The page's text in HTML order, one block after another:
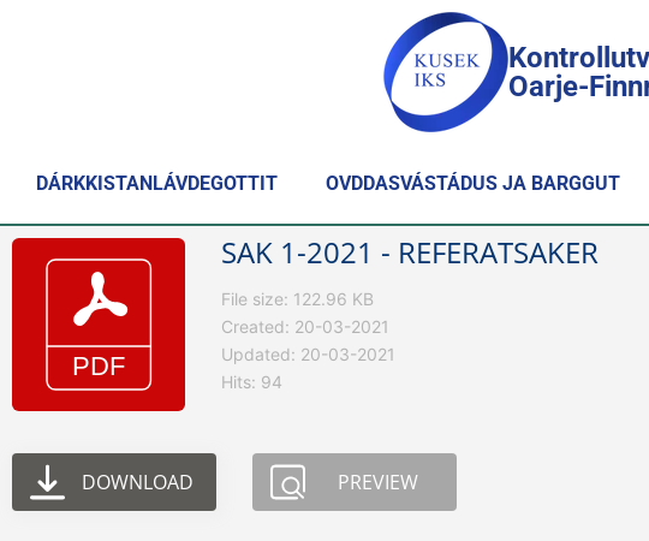
Oarje-
DÁRKKISTANLÁVDEGOTTIT OVDDASVÁSTÁDUS JA BARGGUT
SAK 1-2021 - REFERATSAKER
File size: 122.96 KB
Created: 20-03-2021
Updated: 20-03-2021
Hits: 94
DOWNLOAD PREVIEW